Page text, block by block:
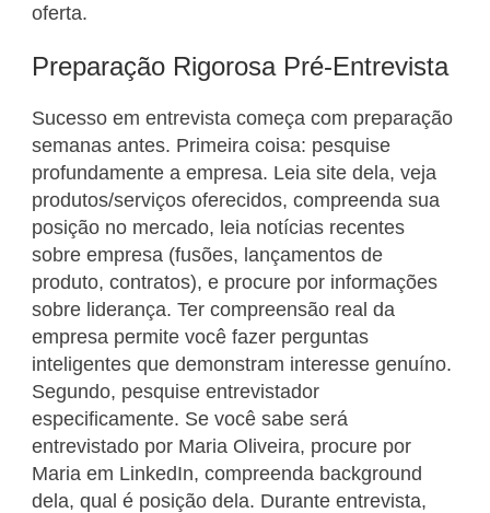
oferta.
Preparação Rigorosa Pré-Entrevista
Sucesso em entrevista começa com preparação
semanas antes. Primeira coisa: pesquise
profundamente a empresa. Leia site dela, veja
produtos/serviços oferecidos, compreenda sua
posição no mercado, leia notícias recentes
sobre empresa (fusões, lançamentos de
produto, contratos), e procure por informações
sobre liderança. Ter compreensão real da
empresa permite você fazer perguntas
inteligentes que demonstram interesse genuíno.
Segundo, pesquise entrevistador
especificamente. Se você sabe será
entrevistado por Maria Oliveira, procure por
Maria em LinkedIn, compreenda background
dela, qual é posição dela. Durante entrevista,